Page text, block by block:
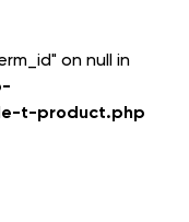
on null in
t-product.php